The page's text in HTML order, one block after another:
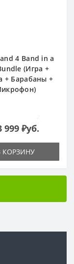
4 Band in a
(Игра +
+ Барабаны +
999 ₽уб.
КОРЗИНУ